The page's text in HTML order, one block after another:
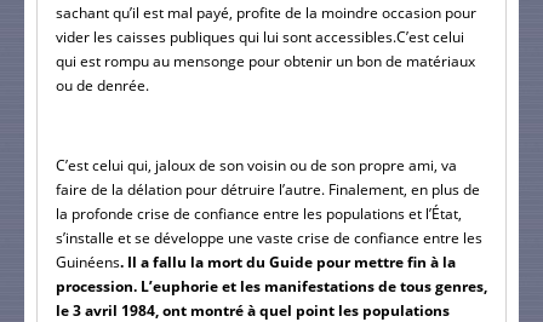
sachant qu’il est mal payé, profite de la moindre occasion pour
vider les caisses publiques qui lui sont accessibles.C’est celui
qui est rompu au mensonge pour obtenir un bon de matériaux
ou de denrée.
C’est celui qui, jaloux de son voisin ou de son propre ami, va
faire de la délation pour détruire l’autre. Finalement, en plus de
la profonde crise de confiance entre les populations et l’État,
s’installe et se développe une vaste crise de confiance entre les
Guinéens. Il a fallu la mort du Guide pour mettre fin à la
procession. L’euphorie et les manifestations de tous genres,
le 3 avril 1984, ont montré à quel point les populations